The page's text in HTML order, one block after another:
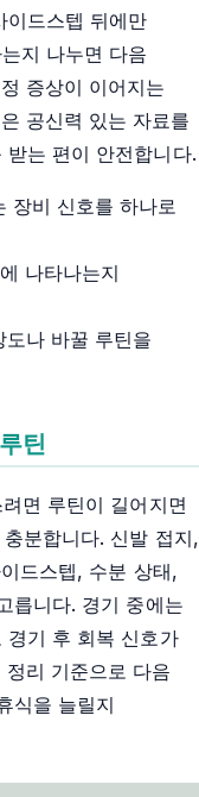
이드스텝 뒤에만
지 나누면 다음
증상이 이어지는
공신력 있는 자료를
는 편이 안전합니다.
장비 신호를 하나로
나타나는지
나 바꿀 루틴을
틴
면 루틴이 길어지면
분합니다. 신발 접지,
드스텝, 수분 상태,
릅니다. 경기 중에는
경기 후 회복 신호가
리 기준으로 다음
식을 늘릴지